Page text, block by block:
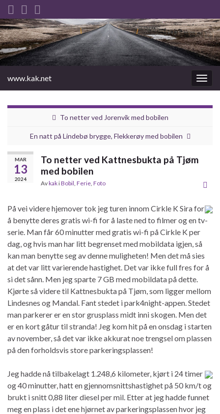
Slåu
av/på
www.kak.net
To netter ved Jorenvik med bobilen
En natt på Lindebø brygge, Flekkerøy med bobilen
MAR
13
2024
To netter ved Kattnesbukta på Tjøm
med bobilen
AvkakiBobil Ferie Foto
På vei videre hjemover tok jeg turen innom Cirkle K Sira for
å benytte deres gratis wi-fi for å laste ned to filmer og en tv-
serie. Man får 60 minutter med gratis wi-fi på Cirkle K per
dag, og hvis man har litt begrenset med mobildata igjen, så
kan man benytte seg av denne muligheten! Men det må sies
at det var litt varierende hastighet. Det var ikke full fres for å
si det sånn. Men jeg sparte 7 GB med mobildata på dette.
Kjørte så videre til Kattnesbukta på Tjøm, som ligger mellom
Lindesnes og Mandal. Fant stedet i park4night-appen. Stedet
man parkerer er en stor grusplass midt inni skogen. Men det
er en kort gåtur til stranda! Jeg kom hit på en onsdag i starten
av november, så det var ikke akkurat noe trengsel om plassen
på den forholdsvis store parkeringsplassen!
Jeg hadde nå tilbakelagt 1.248,6 kilometer, kjørt i 24 timer
og 40 minutter, hatt en gjennomsnittshastighet på 50 km/t og
brukt i snitt 0,88 liter diesel per mil. Etter at jeg hadde funnet
meg en plass i det ene hjørnet av parkeringsplassen hvor jeg